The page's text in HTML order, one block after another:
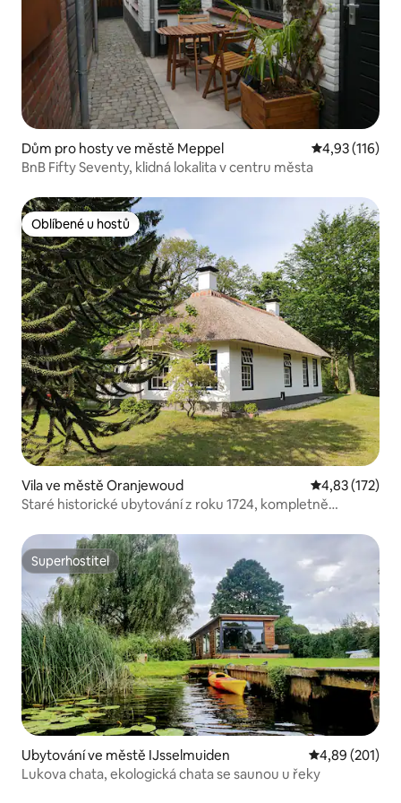
Dům pro hosty ve městě Meppel Průměrné
4,93 (116)
BnB Fifty Seventy, klidná lokalita v centru města
Oblíbené u hostů
Oblíbené u hostů
Vila ve městě Oranjewoud Průměrné
4,83 (172)
Staré historické ubytování z roku 1724, kompletně
Superhostitel
Superhostitel
Ubytování ve městě IJsselmuiden Průměrné
4,89 (201)
Lukova chata, ekologická chata se saunou u řeky